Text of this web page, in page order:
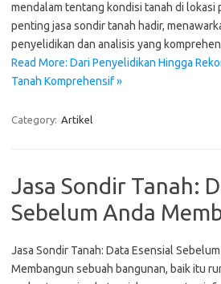
mendalam tentang kondisi tanah di lokasi
penting jasa sondir tanah hadir,
penyelidikan dan analisis yang
Read More: Dari Penyelidikan Hingga
Tanah Komprehensif »
Category: Artikel
Jasa Sondir Tanah:
Sebelum Anda
Jasa Sondir Tanah: Data Esensial
Membangun sebuah bangunan, baik itu